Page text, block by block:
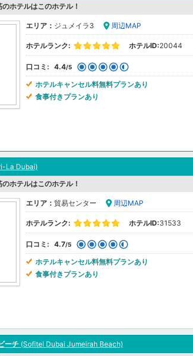
ホテルはこのホテル！
エリア： ジュメイラ3 周辺MAP
ホテルランク: ホテルID:20044
口コミ: 4.4/5
ホテルキャンセル料無料プランあり
食事付きプランあり
La Dubai)
ホテルはこのホテル！
エリア： 貿易センター 周辺MAP
ホテルランク: ホテルID:31533
口コミ: 4.7/5
ホテルキャンセル料無料プランあり
食事付きプランあり
ーチ (Sofitel Dubai Jumeirah Beach)